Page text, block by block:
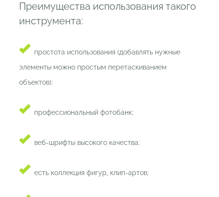
Преимущества использования такого
инструмента:
простота использования (добавлять нужные
элементы можно простым перетаскиванием
объектов);
профессиональный фотобанк;
веб-шрифты высокого качества;
есть коллекция фигур, клип-артов;